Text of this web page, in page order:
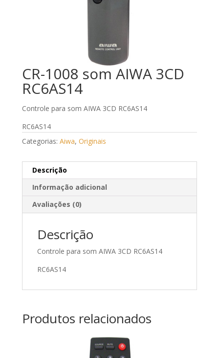
CR-1008 som AIWA 3CD
RC6AS14
Controle para som AIWA 3CD RC6AS14
RC6AS14
Categorias: Aiwa, Originais
Descrição
Informação adicional
Avaliações (0)
Descrição
Controle para som AIWA 3CD RC6AS14
RC6AS14
Produtos relacionados